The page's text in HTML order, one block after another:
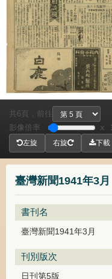
臺灣新聞1941年3月
書刊名
臺灣新聞1941年3月
刊別版次
日刊第5版
共 6頁，
前往
影像倍率
x
左旋 右旋 下載